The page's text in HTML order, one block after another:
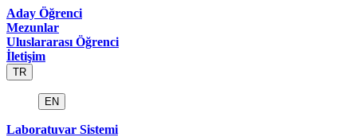
Aday Öğrenci
Mezunlar
Uluslararası Öğrenci
İletişim
TR
EN
Laboratuvar Sistemi